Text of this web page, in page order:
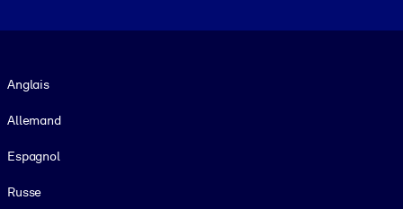
Anglais
Allemand
Espagnol
Russe